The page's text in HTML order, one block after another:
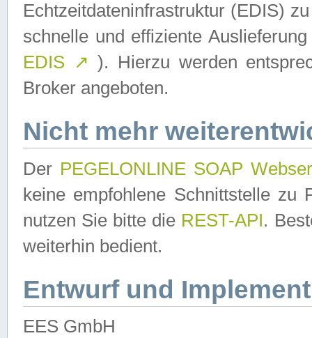
Echtzeitdateninfrastruktur (EDIS)
schnelle und effiziente
EDIS ↗ ). Hierzu werden
Broker angeboten.
Nicht mehr
Der PEGELONLINE SOAP
keine empfohlene Schnittstelle zu
nutzen Sie bitte die REST-API.
weiterhin bedient.
Entwurf und
EES GmbH